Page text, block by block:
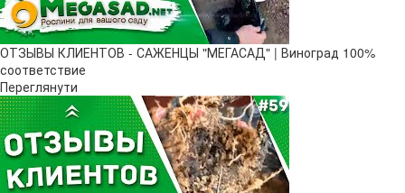
ОТЗЫВЫ КЛИЕНТОВ - САЖЕНЦЫ "МЕГАСАД" | Виноград 100%
соответствие
Переглянути